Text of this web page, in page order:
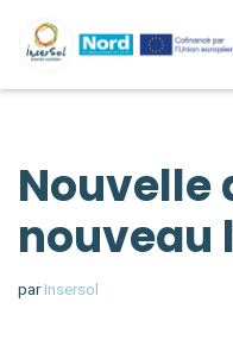
Aller
au
Nouvelle
nouveau
parInsersol